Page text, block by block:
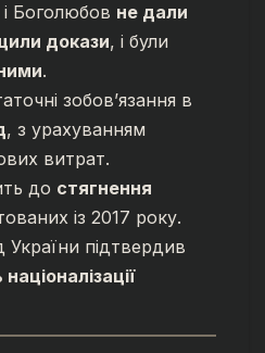
Боголюбов не дали
докази, і були
.
зобов’язання в
, з урахуванням
витрат.
до стягнення
із 2017 року.
підтвердив